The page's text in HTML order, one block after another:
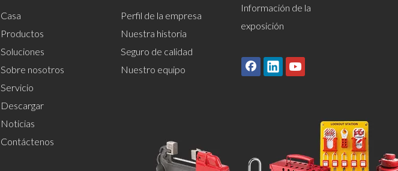
Casa
Productos
Soluciones
Sobre nosotros
Servicio
Descargar
Noticias
Contáctenos
Perfil de la empresa
Nuestra historia
Seguro de calidad
Nuestro equipo
Información de la
exposición